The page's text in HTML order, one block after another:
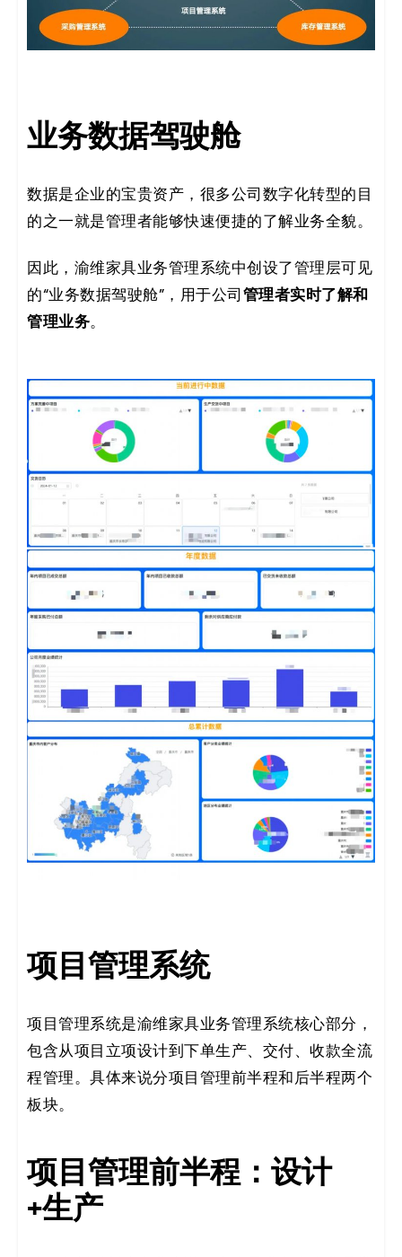
业务数据驾驶舱
数据是企业的宝贵资产，很多公司数字化转型的目
的之一就是管理者能够快速便捷的了解业务全貌。
因此，渝维家具业务管理系统中创设了管理层可见
的“业务数据驾驶舱”，用于公司 管理者实时了解和
管理业务。
项目管理系统
项目管理系统是渝维家具业务管理系统核心部分，
包含从项目立项设计到下单生产、交付、收款全流
程管理。具体来说分项目管理前半程和后半程两个
板块。
项目管理前半程：设计
+生产